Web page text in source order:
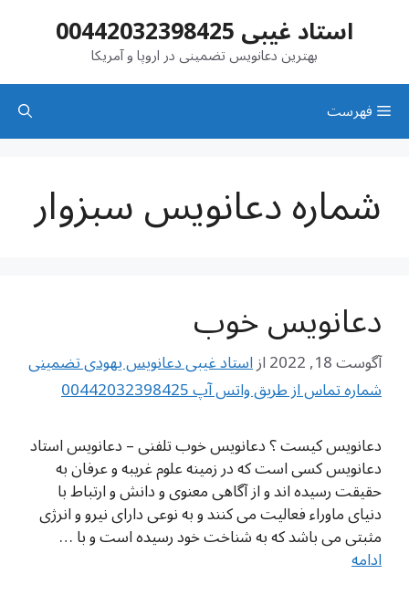
استاد غیبی 00442032398425
بهترین دعانویس تضمینی در اروپا و آمریکا
فهرست
شماره دعانویس سبزوار
دعانویس خوب
آگوست 18, 2022 ازاستاد غیبی دعانویس یهودی تضمینی
شماره تماس از طریق واتس آپ 00442032398425
دعانویس کیست ؟ دعانویس خوب تلفنی – دعانویس استاد
دعانویس کسی است که در زمینه علوم غریبه و عرفان به
حقیقت رسیده اند و از آگاهی معنوی و دانش و ارتباط با
دنیای ماوراء فعالیت می کنند و به نوعی دارای نیرو و انرژی
مثبتی می باشد که به شناخت خود رسیده است و با …
ادامه